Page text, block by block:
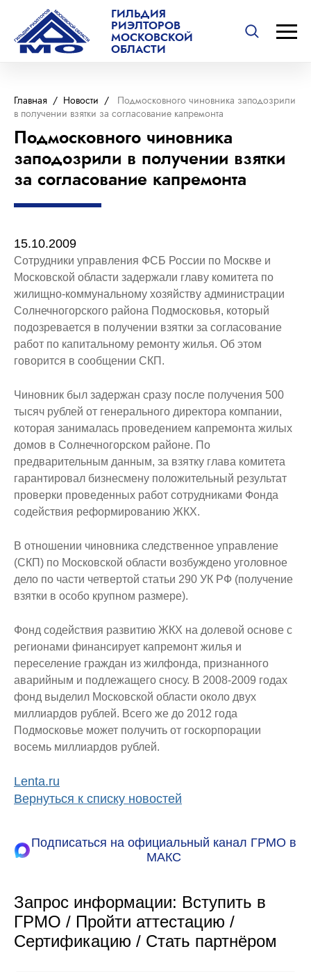
ГИЛЬДИЯ
РИЭЛТОРОВ
МОСКОВСКОЙ
ОБЛАСТИ
Главная / Новости /
Подмосковного чиновника заподозрили
в получении взятки за согласование капремонта
Подмосковного чиновника
заподозрили в получении взятки
за согласование капремонта
15.10.2009
Сотрудники управления ФСБ России по Москве и
Московской области задержали главу комитета по
жилищно-коммунальному хозяйству администрации
Солнечногорского района Подмосковья, который
подозревается в получении взятки за согласование
работ по капитальному ремонту жилья. Об этом
говорится в сообщении СКП.
Чиновник был задержан сразу после получения 500
тысяч рублей от генерального директора компании,
которая занималась проведением капремонта жилых
домов в Солнечногорском районе. По
предварительным данным, за взятку глава комитета
гарантировал бизнесмену положительный результат
проверки проведенных работ сотрудниками Фонда
содействия реформированию ЖКХ.
В отношении чиновника следственное управление
(СКП) по Московской области возбуждено уголовное
дело по части четвертой статьи 290 УК РФ (получение
взятки в особо крупном размере).
Фонд содействия развитию ЖКХ на долевой основе с
регионами финансирует капремонт жилья и
переселение граждан из жилфонда, признанного
аварийным и подлежащего сносу. В 2008-2009 годах
фонд выделил Московской области около двух
миллиардов рублей. Всего же до 2012 года
Подмосковье может получить от госкорпорации
восемь миллиардов рублей.
Lenta.ru
Вернуться к списку новостей
Подписаться на официальный канал ГРМО в
МАКС
Запрос информации: Вступить в
ГРМО / Пройти аттестацию /
Сертификацию / Стать партнёром